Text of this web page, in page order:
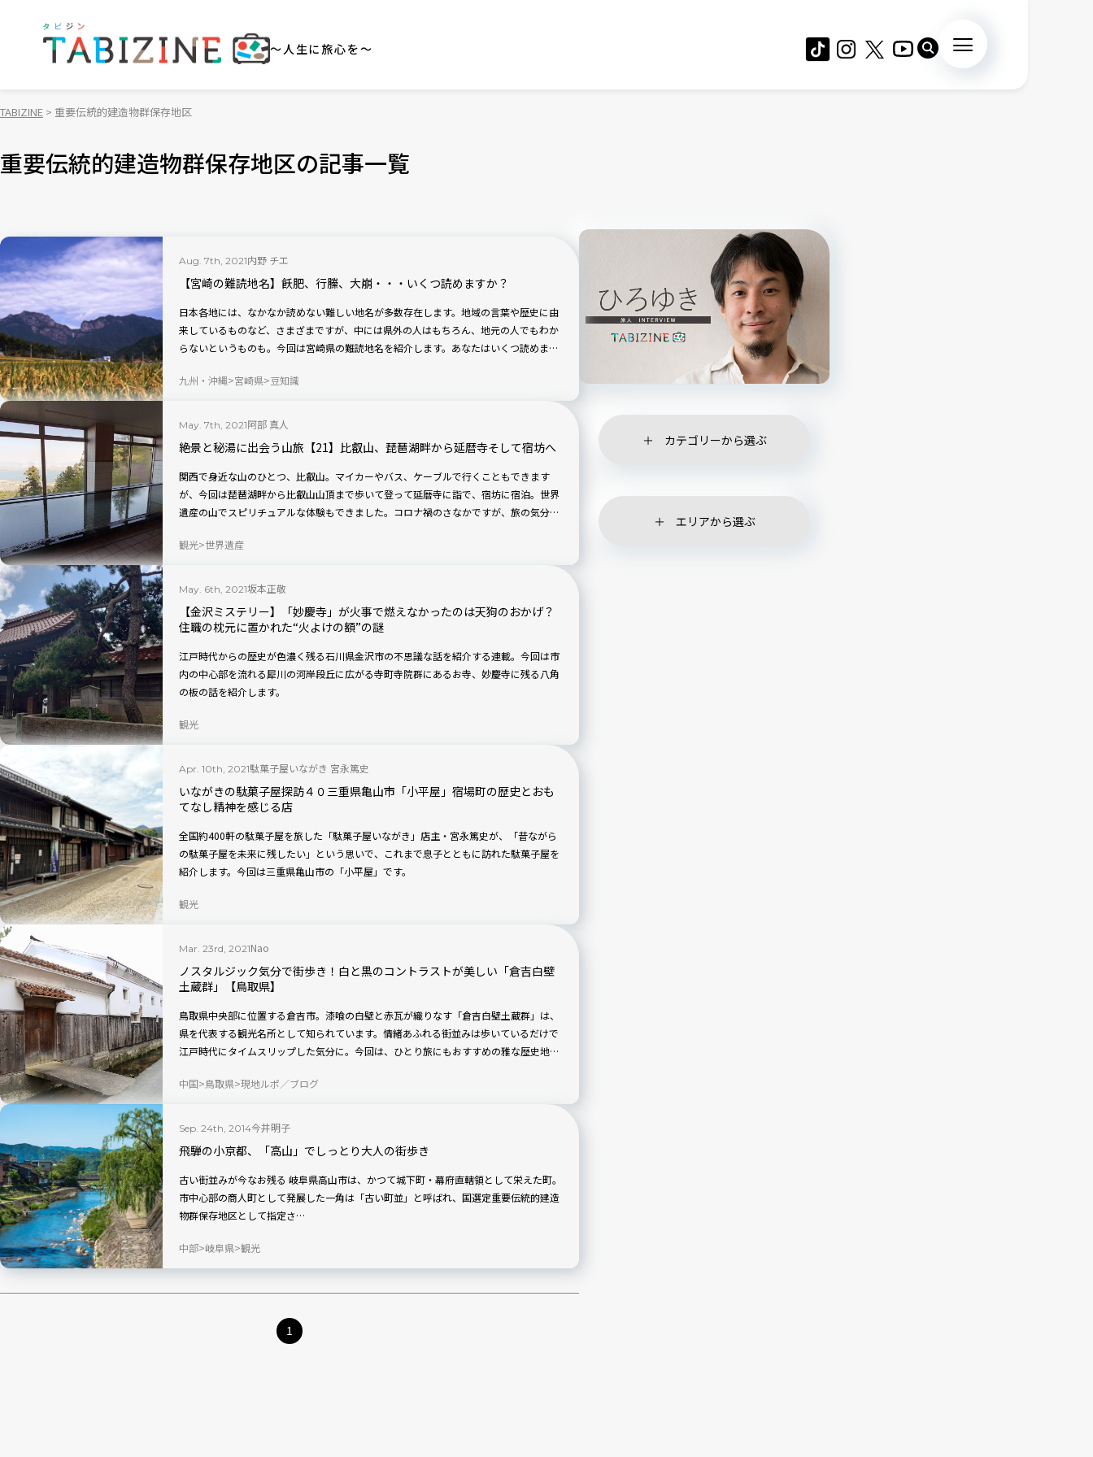
～人生に旅心を～
TABIZINE 重要伝統的建造物群保存地区
重要伝統的建造物群保存地区の記事一覧
Aug. 7th, 2021内野 チエ
【宮崎の難読地名】飫肥、行縢、大崩・・・いくつ読めますか？
日本各地には、なかなか読めない難しい地名が多数存在します。地域の言葉や歴史に由
来しているものなど、さまざまですが、中には県外の人はもちろん、地元の人でもわか
らないというものも。今回は宮崎県の難読地名を紹介します。あなたはいくつ読めます
九州・沖縄 宮崎県 豆知識
May. 7th, 2021阿部 真人
絶景と秘湯に出会う山旅【21】比叡山、琵琶湖畔から延暦寺そして宿坊へ
関西で身近な山のひとつ、比叡山。マイカーやバス、ケーブルで行くこともできます
が、今回は琵琶湖畔から比叡山山頂まで歩いて登って延暦寺に詣で、宿坊に宿泊。世界
遺産の山でスピリチュアルな体験もできました。コロナ禍のさなかですが、旅の気分を
観光 世界遺産
May. 6th, 2021坂本正敬
【金沢ミステリー】「妙慶寺」が火事で燃えなかったのは天狗のおかげ？
住職の枕元に置かれた“火よけの額”の謎
江戸時代からの歴史が色濃く残る石川県金沢市の不思議な話を紹介する連載。今回は市
内の中心部を流れる犀川の河岸段丘に広がる寺町寺院群にあるお寺、妙慶寺に残る八角
の板の話を紹介します。
観光
Apr. 10th, 2021駄菓子屋いながき 宮永篤史
いながきの駄菓子屋探訪４０三重県亀山市「小平屋」宿場町の歴史とおも
てなし精神を感じる店
全国約400軒の駄菓子屋を旅した「駄菓子屋いながき」店主・宮永篤史が、「昔ながら
の駄菓子屋を未来に残したい」という思いで、これまで息子とともに訪れた駄菓子屋を
紹介します。今回は三重県亀山市の「小平屋」です。
観光
Mar. 23rd, 2021Nao
ノスタルジック気分で街歩き！白と黒のコントラストが美しい「倉吉白壁
土蔵群」【鳥取県】
鳥取県中央部に位置する倉吉市。漆喰の白壁と赤瓦が織りなす「倉吉白壁土蔵群」は、
県を代表する観光名所として知られています。情緒あふれる街並みは歩いているだけで
江戸時代にタイムスリップした気分に。今回は、ひとり旅にもおすすめの雅な歴史地区
中国 鳥取県 現地ルポ／ブログ
Sep. 24th, 2014今井明子
飛騨の小京都、「高山」でしっとり大人の街歩き
古い街並みが今なお残る 岐阜県高山市は、かつて城下町・幕府直轄領として栄えた町。
市中心部の商人町として発展した一角は「古い町並」と呼ばれ、国選定重要伝統的建造
物群保存地区として指定さ…
中部 岐阜県 観光
1
カテゴリーから選ぶ
エリアから選ぶ